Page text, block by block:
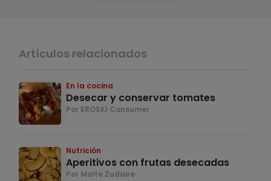
Artículos relacionados
En la cocina
Desecar y conservar tomates
Por EROSKI Consumer
Nutrición
Aperitivos con frutas desecadas
Por Maite Zudaire